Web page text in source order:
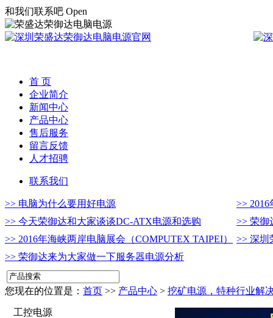
和我们联系吧 Open
首 页
企业简介
新闻中心
产品中心
售后服务
留言反馈
人才招骋
联系我们
>> 电脑为什么要用好电源
>>
>> 今天荣御达和大家谈谈DC-ATX电源和选购
>> 荣御
>> 2016年海峡两岸电脑展会（COMPUTEX TAIPEI）
>> 深圳
>> 荣御达来为大家做一下服务器电源分析
您现在的位置是： 首页 >> 产品中心 > 挖矿电源，特种行业解
工控电源